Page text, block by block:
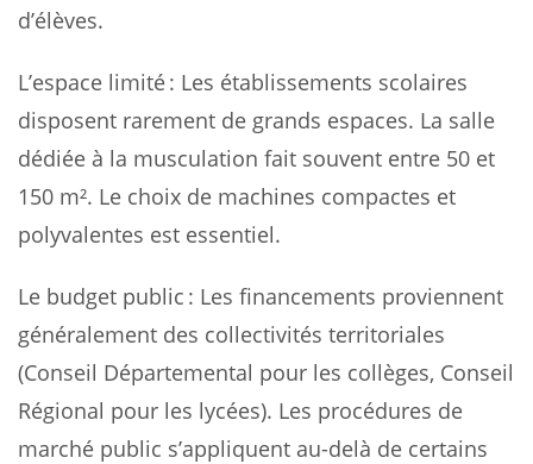
d’élèves.
L’espace limité : Les établissements scolaires
disposent rarement de grands espaces. La salle
dédiée à la musculation fait souvent entre 50 et
150 m². Le choix de machines compactes et
polyvalentes est essentiel.
Le budget public : Les financements proviennent
généralement des collectivités territoriales
(Conseil Départemental pour les collèges, Conseil
Régional pour les lycées). Les procédures de
marché public s’appliquent au-delà de certains